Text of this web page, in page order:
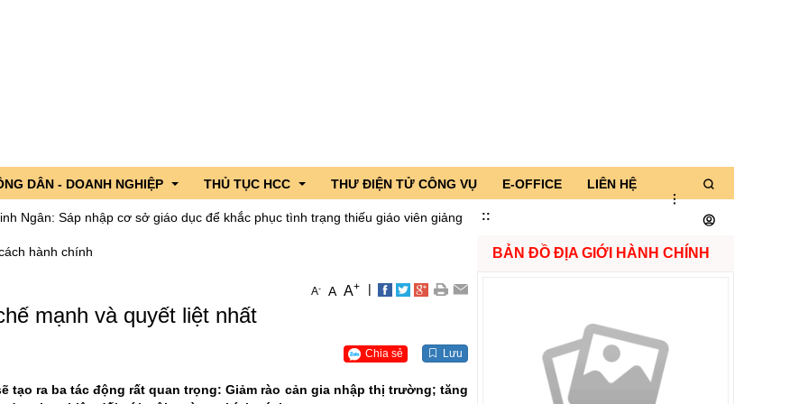
lãnh đạo
ngành
DÂN - DOANH NGHIỆP
dân - Doanh nghiệp hỏi, Cơ quan nhà nước trả lời
hình xuất nhập khẩu qua cửa khẩu
THỦ TỤC HCC
CSDL Quốc gia về TTHC
TTHC nội bộ cơ quan HCNN
THƯ ĐIỆN TỬ CÔNG VỤ E-OFFICE LIÊN HỆ
nhập cơ sở giáo dục để khắc phục tình trạng thiếu giáo viên giảng dạy Hội nghị gặp gỡ các doanh nghiệp, nhà đầu tư thực hiện
::
hành chính
A- A A+ |
mạnh và quyết liệt nhất
Chia sẻ Lưu
tạo ra ba tác động rất quan trọng: Giảm rào cản gia nhập thị trường; tăng
BẢN ĐỒ ĐỊA GIỚI HÀNH CHÍNH